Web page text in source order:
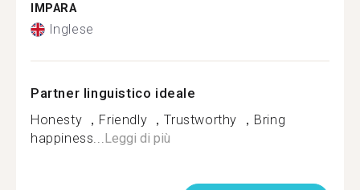
IMPARA
Inglese
Partner linguistico ideale
Honesty ，Friendly ，Trustworthy ，Bring
happiness...Leggi di più